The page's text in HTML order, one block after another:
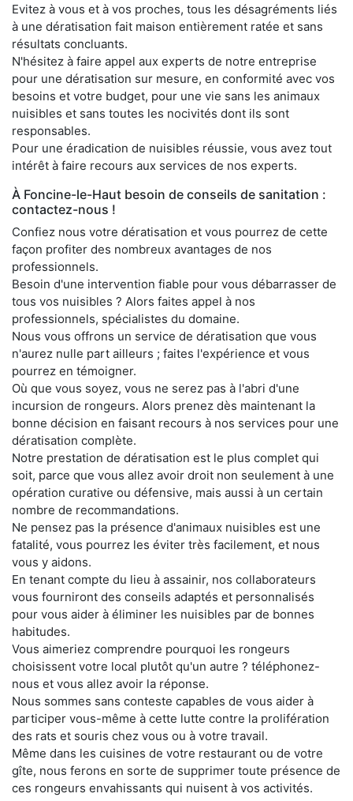
Evitez à vous et à vos proches, tous les désagréments liés
à une dératisation fait maison entièrement ratée et sans
résultats concluants.
N'hésitez à faire appel aux experts de notre entreprise
pour une dératisation sur mesure, en conformité avec vos
besoins et votre budget, pour une vie sans les animaux
nuisibles et sans toutes les nocivités dont ils sont
responsables.
Pour une éradication de nuisibles réussie, vous avez tout
intérêt à faire recours aux services de nos experts.
À Foncine-le-Haut besoin de conseils de sanitation :
contactez-nous !
Confiez nous votre dératisation et vous pourrez de cette
façon profiter des nombreux avantages de nos
professionnels.
Besoin d'une intervention fiable pour vous débarrasser de
tous vos nuisibles ? Alors faites appel à nos
professionnels, spécialistes du domaine.
Nous vous offrons un service de dératisation que vous
n'aurez nulle part ailleurs ; faites l'expérience et vous
pourrez en témoigner.
Où que vous soyez, vous ne serez pas à l'abri d'une
incursion de rongeurs. Alors prenez dès maintenant la
bonne décision en faisant recours à nos services pour une
dératisation complète.
Notre prestation de dératisation est le plus complet qui
soit, parce que vous allez avoir droit non seulement à une
opération curative ou défensive, mais aussi à un certain
nombre de recommandations.
Ne pensez pas la présence d'animaux nuisibles est une
fatalité, vous pourrez les éviter très facilement, et nous
vous y aidons.
En tenant compte du lieu à assainir, nos collaborateurs
vous fourniront des conseils adaptés et personnalisés
pour vous aider à éliminer les nuisibles par de bonnes
habitudes.
Vous aimeriez comprendre pourquoi les rongeurs
choisissent votre local plutôt qu'un autre ? téléphonez-
nous et vous allez avoir la réponse.
Nous sommes sans conteste capables de vous aider à
participer vous-même à cette lutte contre la prolifération
des rats et souris chez vous ou à votre travail.
Même dans les cuisines de votre restaurant ou de votre
gîte, nous ferons en sorte de supprimer toute présence de
ces rongeurs envahissants qui nuisent à vos activités.